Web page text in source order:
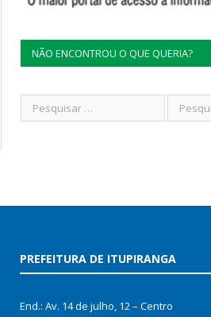
NÃO ENCONTROU O QUE QUERIA?
PREFEITURA DE ITUPIRANGA
End.: Av. 14 de julho, 12 – Centro